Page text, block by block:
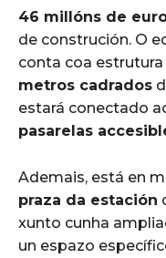
46 millóns de
de construción. O
conta coa
metros cadrados
estará conectado
pasarelas
Ademais, está en
praza da estación
xunto cunha
un espazo